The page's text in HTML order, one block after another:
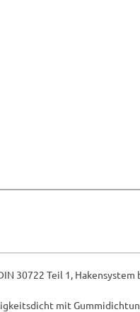
30722 Teil 1,
mit